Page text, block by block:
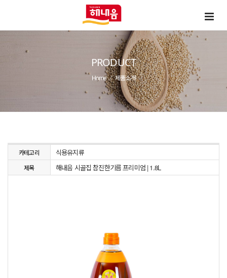
PRODUCT
Home 제품소개
카테고리 식용유지류
제목 해내음 시골집 참진한기름 프리미엄 | 1.8L